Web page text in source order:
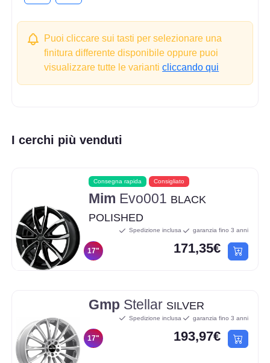
Puoi cliccare sui tasti per selezionare una
finitura differente disponibile oppure puoi
visualizzare tutte le varianticliccando qui
I cerchi più venduti
Consegna rapida Consigliato
Mim Evo001 BLACK
POLISHED
17"
Spedizione inclusa garanzia fino 3 anni
171,35€
Gmp Stellar SILVER
17"
Spedizione inclusa garanzia fino 3 anni
193,97€